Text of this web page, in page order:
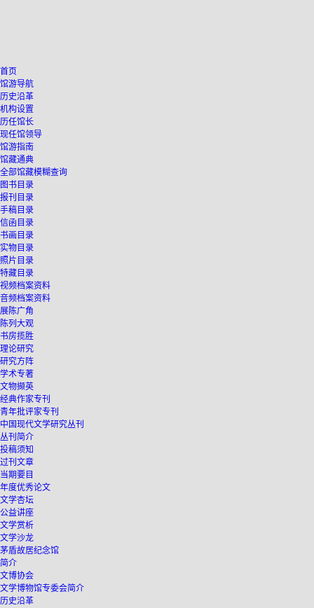
首页
馆游导航
历史沿革
机构设置
历任馆长
现任馆领导
馆游指南
馆藏通典
全部馆藏模糊查询
图书目录
报刊目录
手稿目录
信函目录
书画目录
实物目录
照片目录
特藏目录
视频档案资料
音频档案资料
展陈广角
陈列大观
书房揽胜
理论研究
研究方阵
学术专著
文物撷英
经典作家专刊
青年批评家专刊
中国现代文学研究丛刊
丛刊简介
投稿须知
过刊文章
当期要目
年度优秀论文
文学杏坛
公益讲座
文学赏析
文学沙龙
茅盾故居纪念馆
简介
文博协会
文学博物馆专委会简介
历史沿革